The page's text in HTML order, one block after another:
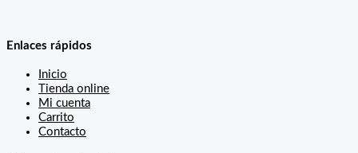
Enlaces rápidos
Inicio
Tienda online
Mi cuenta
Carrito
Contacto